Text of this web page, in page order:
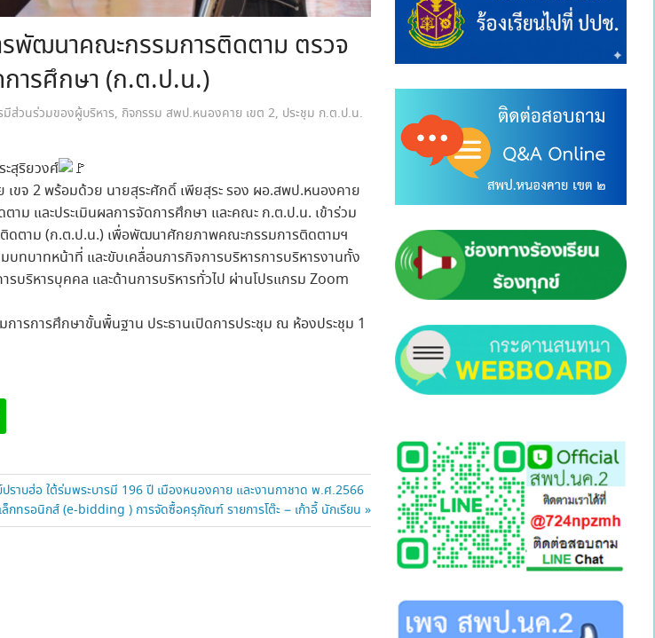
รพัฒนาคณะกรรมการติดตาม ตรวจ
การศึกษา (ก.ต.ป.น.)
มีส่วนร่วมของผู้บริหาร, กิจกรรม สพป.หนองคาย เขต 2, ประชุม ก.ต.ป.น.
สุริยวงศ์
ขจ 2 พร้อมด้วย นายสุระศักดิ์ เพียสุระ รอง ผอ.สพป.หนองคาย
าม และประเมินผลการจัดการศึกษา และคณะ ก.ต.ป.น. เข้าร่วม
ดตาม (ก.ต.ป.น.) เพื่อพัฒนาศักยภาพคณะกรรมการติดตามฯ
ทบาทหน้าที่ และขับเคลื่อนภารกิจการบริหารการบริหารงานทั้ง
บริหารบุคคล และด้านการบริหารทั่วไป ผ่านโปรแกรม Zoom
ารการศึกษาขั้นพื้นฐาน ประธานเปิดการประชุม ณ ห้องประชุม 1
าบฮ่อ ใต้ร่มพระบารมี 196 ปี เมืองหนองคาย และงานกาชาด พ.ศ.2566
ล็กทรอนิกส์ (e-bidding ) การจัดซื้อครุภัณฑ์ รายการโต๊ะ – เก้าอี้ นักเรียน